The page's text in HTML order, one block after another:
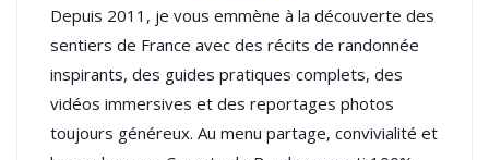
Depuis 2011, je vous emmène à la découverte des
sentiers de France avec des récits de randonnée
inspirants, des guides pratiques complets, des
vidéos immersives et des reportages photos
toujours généreux. Au menu partage, convivialité et